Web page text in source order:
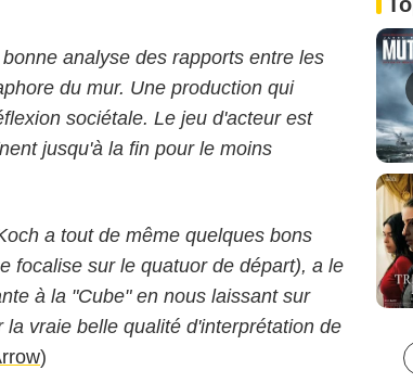
analyse des rapports entre les
du mur. Une production qui
sociétale. Le jeu d'acteur est
jusqu'à la fin pour le moins
a tout de même quelques bons
focalise sur le quatuor de départ), a le
à la "Cube" en nous laissant sur
vraie belle qualité d'interprétation de
)